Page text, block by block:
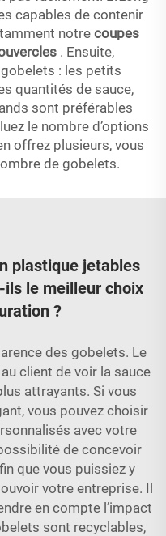
capables de contenir
notrecoupes
. Ensuite,
: les petits
quantités de sauce,
sont préférables
le nombre d’options
offrez plusieurs, vous
de gobelets.
plastique jetables
le meilleur choix
?
des gobelets. Le
client de voir la sauce
attrayants. Si vous
vous pouvez choisir
avec votre
de concevoir
que vous puissiez y
votre entreprise. Il
en compte l’impact
sont recyclables,